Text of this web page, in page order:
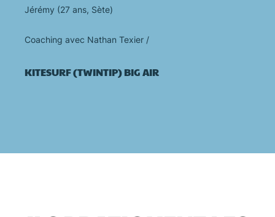
Jérémy (27 ans, Sète)
Coaching avec Nathan Texier /
KITESURF (TWINTIP)BIG AIR